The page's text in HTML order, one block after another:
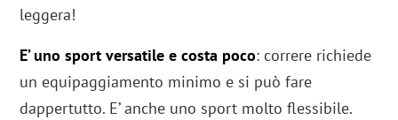
leggera!
E’ uno sport versatile e costa poco: correre richiede
un equipaggiamento minimo e si può fare
dappertutto. E’ anche uno sport molto flessibile.